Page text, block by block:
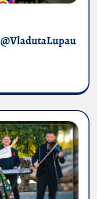
​@VladutaLupau